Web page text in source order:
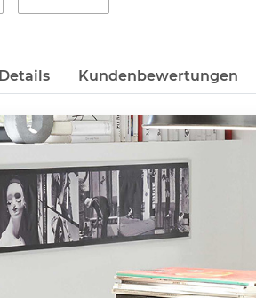
Details Kundenbewertungen